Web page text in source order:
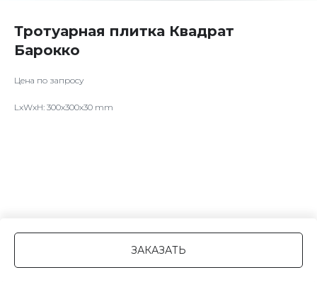
Тротуарная плитка Квадрат
Барокко
ЗАКАЗАТЬ
Цена по запросу
LxWxH: 300x300x30 mm